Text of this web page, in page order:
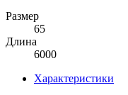
Размер
65
Длина
6000
Характеристики